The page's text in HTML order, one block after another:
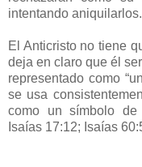
intentando aniquilarlos.
El Anticristo no tiene
deja en claro que él
representado como
se usa
como un símbolo
Isaías 17:12; Isaías